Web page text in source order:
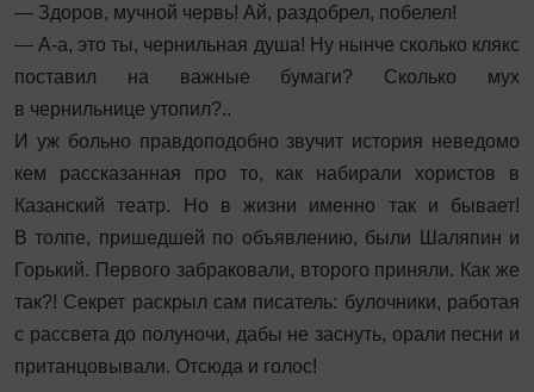
— Здоров, мучной червь! Ай, раздобрел, побелел!
— А-а, это ты, чернильная душа! Ну нынче сколько клякс
поставил на важные бумаги? Сколько мух
в чернильнице утопил?..
И уж больно правдоподобно звучит история неведомо
кем рассказанная про то, как набирали хористов в
Казанский театр. Но в жизни именно так и бывает!
В толпе, пришедшей по объявлению, были Шаляпин и
Горький. Первого забраковали, второго приняли. Как же
так?! Секрет раскрыл сам писатель: булочники, работая
с рассвета до полуночи, дабы не заснуть, орали песни и
пританцовывали. Отсюда и голос!